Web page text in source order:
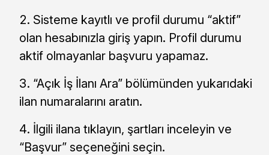
Sisteme kayıtlı ve profil durumu “aktif”
olan hesabınızla giriş yapın. Profil durumu
aktif olmayanlar başvuru yapamaz.
“Açık İş İlanı Ara” bölümünden yukarıdaki
ilan numaralarını aratın.
İlgili ilana tıklayın, şartları inceleyin ve
“Başvur” seçeneğini seçin.